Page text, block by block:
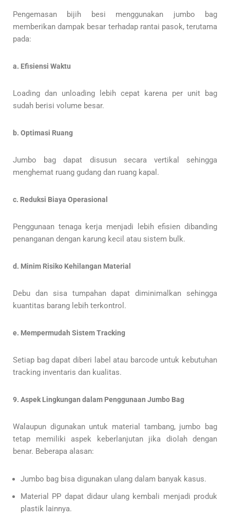
Pengemasan bijih besi menggunakan jumbo bag
memberikan dampak besar terhadap rantai pasok, terutama
pada:
a. Efisiensi Waktu
Loading dan unloading lebih cepat karena per unit bag
sudah berisi volume besar.
b. Optimasi Ruang
Jumbo bag dapat disusun secara vertikal sehingga
menghemat ruang gudang dan ruang kapal.
c. Reduksi Biaya Operasional
Penggunaan tenaga kerja menjadi lebih efisien dibanding
penanganan dengan karung kecil atau sistem bulk.
d. Minim Risiko Kehilangan Material
Debu dan sisa tumpahan dapat diminimalkan sehingga
kuantitas barang lebih terkontrol.
e. Mempermudah Sistem Tracking
Setiap bag dapat diberi label atau barcode untuk kebutuhan
tracking inventaris dan kualitas.
9. Aspek Lingkungan dalam Penggunaan Jumbo Bag
Walaupun digunakan untuk material tambang, jumbo bag
tetap memiliki aspek keberlanjutan jika diolah dengan
benar. Beberapa alasan:
Jumbo bag bisa digunakan ulang dalam banyak kasus.
Material PP dapat didaur ulang kembali menjadi produk
plastik lainnya.